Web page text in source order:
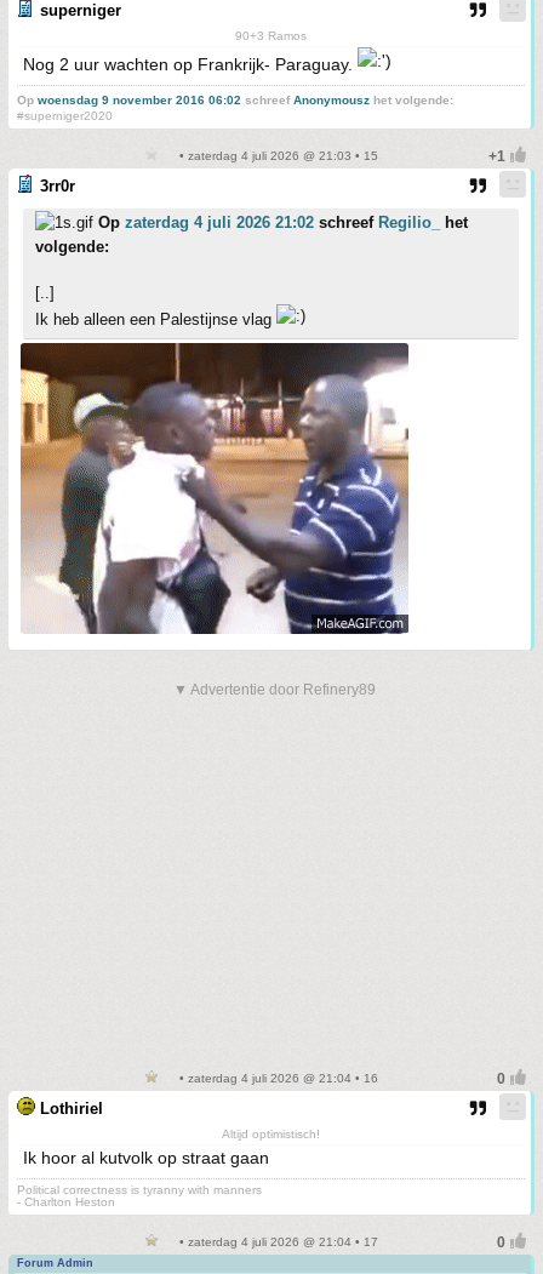
superniger
90+3 Ramos
Nog 2 uur wachten op Frankrijk- Paraguay.
Op woensdag 9 november 2016 06:02 schreefAnonymousz het volgende:
#superniger2020
• zaterdag 4 juli 2026 @ 21:03 • 15
3rr0r
Op zaterdag 4 juli 2026 21:02 schreef Regilio_
het
volgende:
[..]
Ik heb alleen een Palestijnse vlag
▼ Advertentie door Refinery89
• zaterdag 4 juli 2026 @ 21:04 • 16
Lothiriel
Altijd optimistisch!
Ik hoor al kutvolk op straat gaan
Political correctness is tyranny with manners
- Charlton Heston
• zaterdag 4 juli 2026 @ 21:04 • 17
Forum Admin